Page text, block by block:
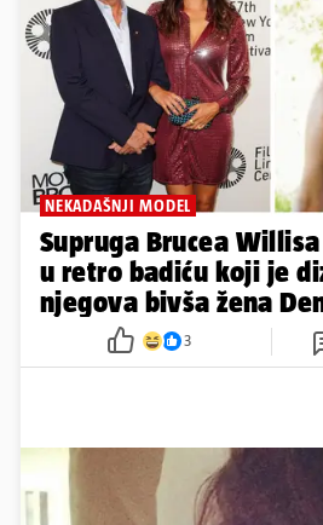
NEKADAŠNJI MODEL
Supruga Brucea
u retro badiću koji je
njegova bivša žena
3